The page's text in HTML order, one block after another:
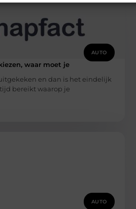
AUTO
waar moet je
en dan is het eindelijk
bereikt waarop je
AUTO